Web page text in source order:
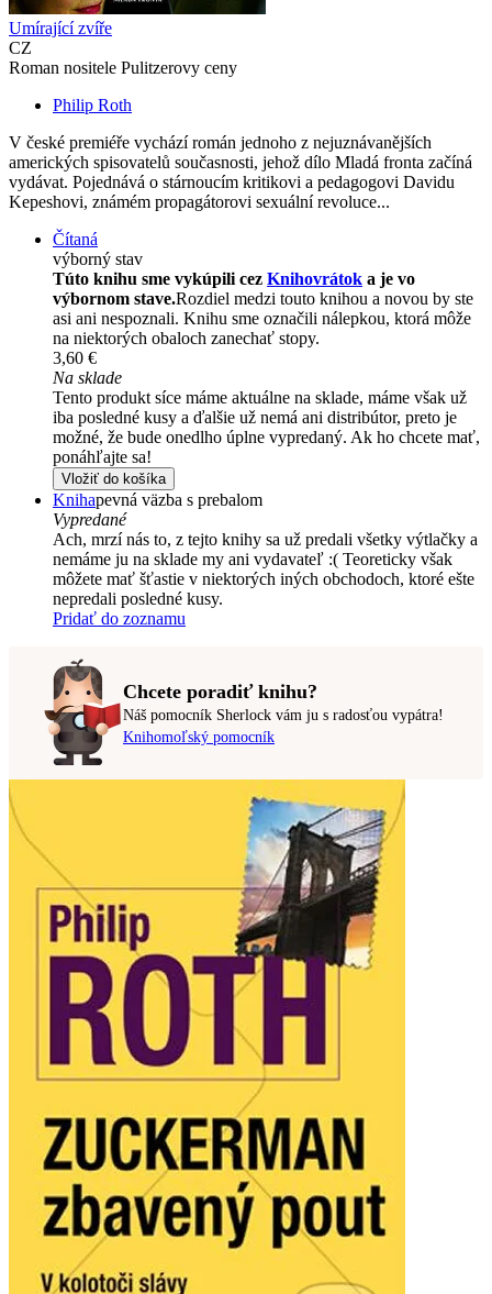
Umírající zvíře
CZ
Roman nositele Pulitzerovy ceny
Philip Roth
V české premiéře vychází román jednoho z nejuznávanějších
amerických spisovatelů současnosti, jehož dílo Mladá fronta začíná
vydávat. Pojednává o stárnoucím kritikovi a pedagogovi Davidu
Kepeshovi, známém propagátorovi sexuální revoluce...
Čítaná
výborný stav
Túto knihu sme vykúpili cez Knihovrátok a je vo
výbornom stave.Rozdiel medzi touto knihou a novou by ste
asi ani nespoznali. Knihu sme označili nálepkou, ktorá môže
na niektorých obaloch zanechať stopy.
3,60 €
Na sklade
Tento produkt síce máme aktuálne na sklade, máme však už
iba posledné kusy a ďalšie už nemá ani distribútor, preto je
možné, že bude onedlho úplne vypredaný. Ak ho chcete mať,
ponáhľajte sa!
Vložiť do košíka
Knihapevná väzba s prebalom
Vypredané
Ach, mrzí nás to, z tejto knihy sa už predali všetky výtlačky a
nemáme ju na sklade my ani vydavateľ :( Teoreticky však
môžete mať šťastie v niektorých iných obchodoch, ktoré ešte
nepredali posledné kusy.
Pridať do zoznamu
Chcete poradiť knihu?
Náš pomocník Sherlock vám ju s radosťou vypátra!
Knihomoľský pomocník